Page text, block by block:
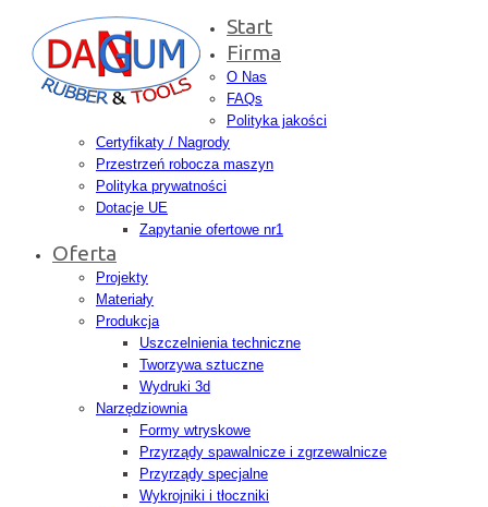
Start
Firma
O Nas
FAQs
Polityka jakości
Certyfikaty / Nagrody
Przestrzeń robocza maszyn
Polityka prywatności
Dotacje UE
Zapytanie ofertowe nr1
Oferta
Projekty
Materiały
Produkcja
Uszczelnienia techniczne
Tworzywa sztuczne
Wydruki 3d
Narzędziownia
Formy wtryskowe
Przyrządy spawalnicze i zgrzewalnicze
Przyrządy specjalne
Wykrojniki i tłoczniki